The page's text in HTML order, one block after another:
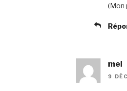
(Mon
mel
9